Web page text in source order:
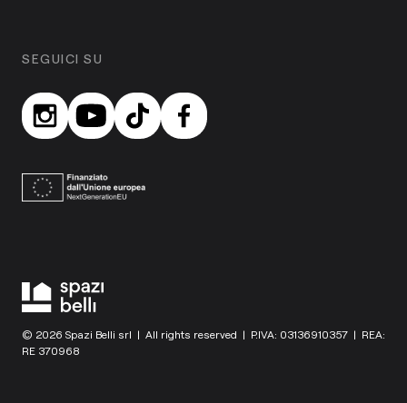
SEGUICI SU
© 2026 Spazi Belli srl | All rights reserved | P.IVA: 03136910357 | REA:
RE 370968